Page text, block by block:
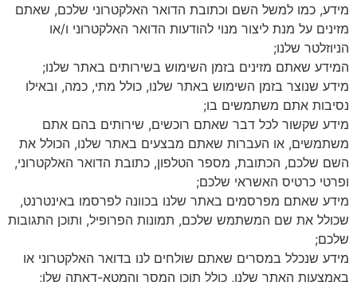
מידע, כמו למשל השם וכתובת הדואר האלקטרוני שלכם, שאתם
מזינים על מנת ליצור מנוי להודעות הדואר האלקטרוני ו/או
הניוזלטר שלנו;
המידע שאתם מזינים בזמן השימוש בשירותים באתר שלנו;
מידע שנוצר בזמן השימוש באתר שלנו, כולל מתי, כמה, ובאילו
נסיבות אתם משתמשים בו;
מידע שקשור לכל דבר שאתם רוכשים, שירותים בהם אתם
משתמשים, או העברות שאתם מבצעים באתר שלנו, הכולל את
השם שלכם, הכתובת, מספר הטלפון, כתובת הדואר האלקטרוני,
ופרטי כרטיס האשראי שלכם;
מידע שאתם מפרסמים באתר שלנו בכוונה לפרסמו באינטרנט,
שכולל את שם המשתמש שלכם, תמונות הפרופיל, ותוכן התגובות
שלכם;
מידע שנכלל במסרים שאתם שולחים לנו בדואר האלקטרוני או
באמצעות האתר שלנו, כולל תוכן המסר והמטא-דאתה שלו;